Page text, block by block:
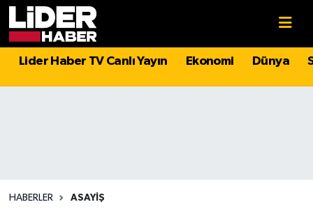
Lider Haber TV Canlı Yayın Ekonomi Dünya
HABERLER ASAYIŞ
Politika
Magazin
Hava Durumu
Süper Lig Puan Durumu ve Fikstür